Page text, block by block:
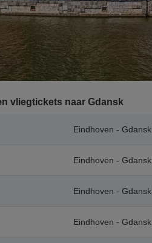
vliegtickets naar Gdansk
Eindhoven - Gdansk
Eindhoven - Gdansk
Eindhoven - Gdansk
Eindhoven - Gdansk